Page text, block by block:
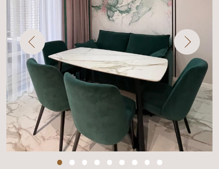
Мы не просто шьем шторы, а представляем
целый спектр услуг от замера и дизайна до
пошива и установки.